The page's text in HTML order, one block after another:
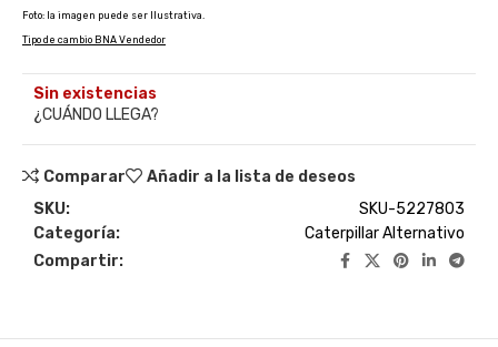
Foto: la imagen puede ser Ilustrativa.
Tipo de cambio BNA Vendedor
Sin existencias
¿CUÁNDO LLEGA?
Comparar
Añadir a la lista de deseos
SKU:
SKU-5227803
Categoría:
Caterpillar Alternativo
Compartir: